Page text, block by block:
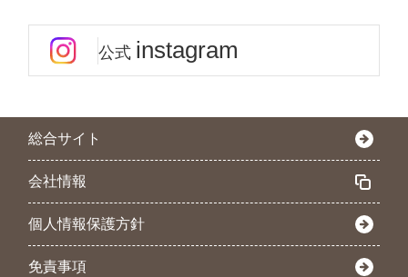
公式 instagram
総合サイト
会社情報
個人情報保護方針
免責事項